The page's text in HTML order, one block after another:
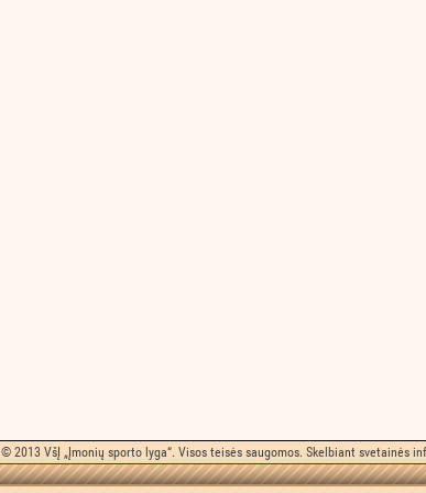
© 2013 VšĮ „Įmonių sporto lyga“. Visos teisės saugomos. Skelbiant svetainės